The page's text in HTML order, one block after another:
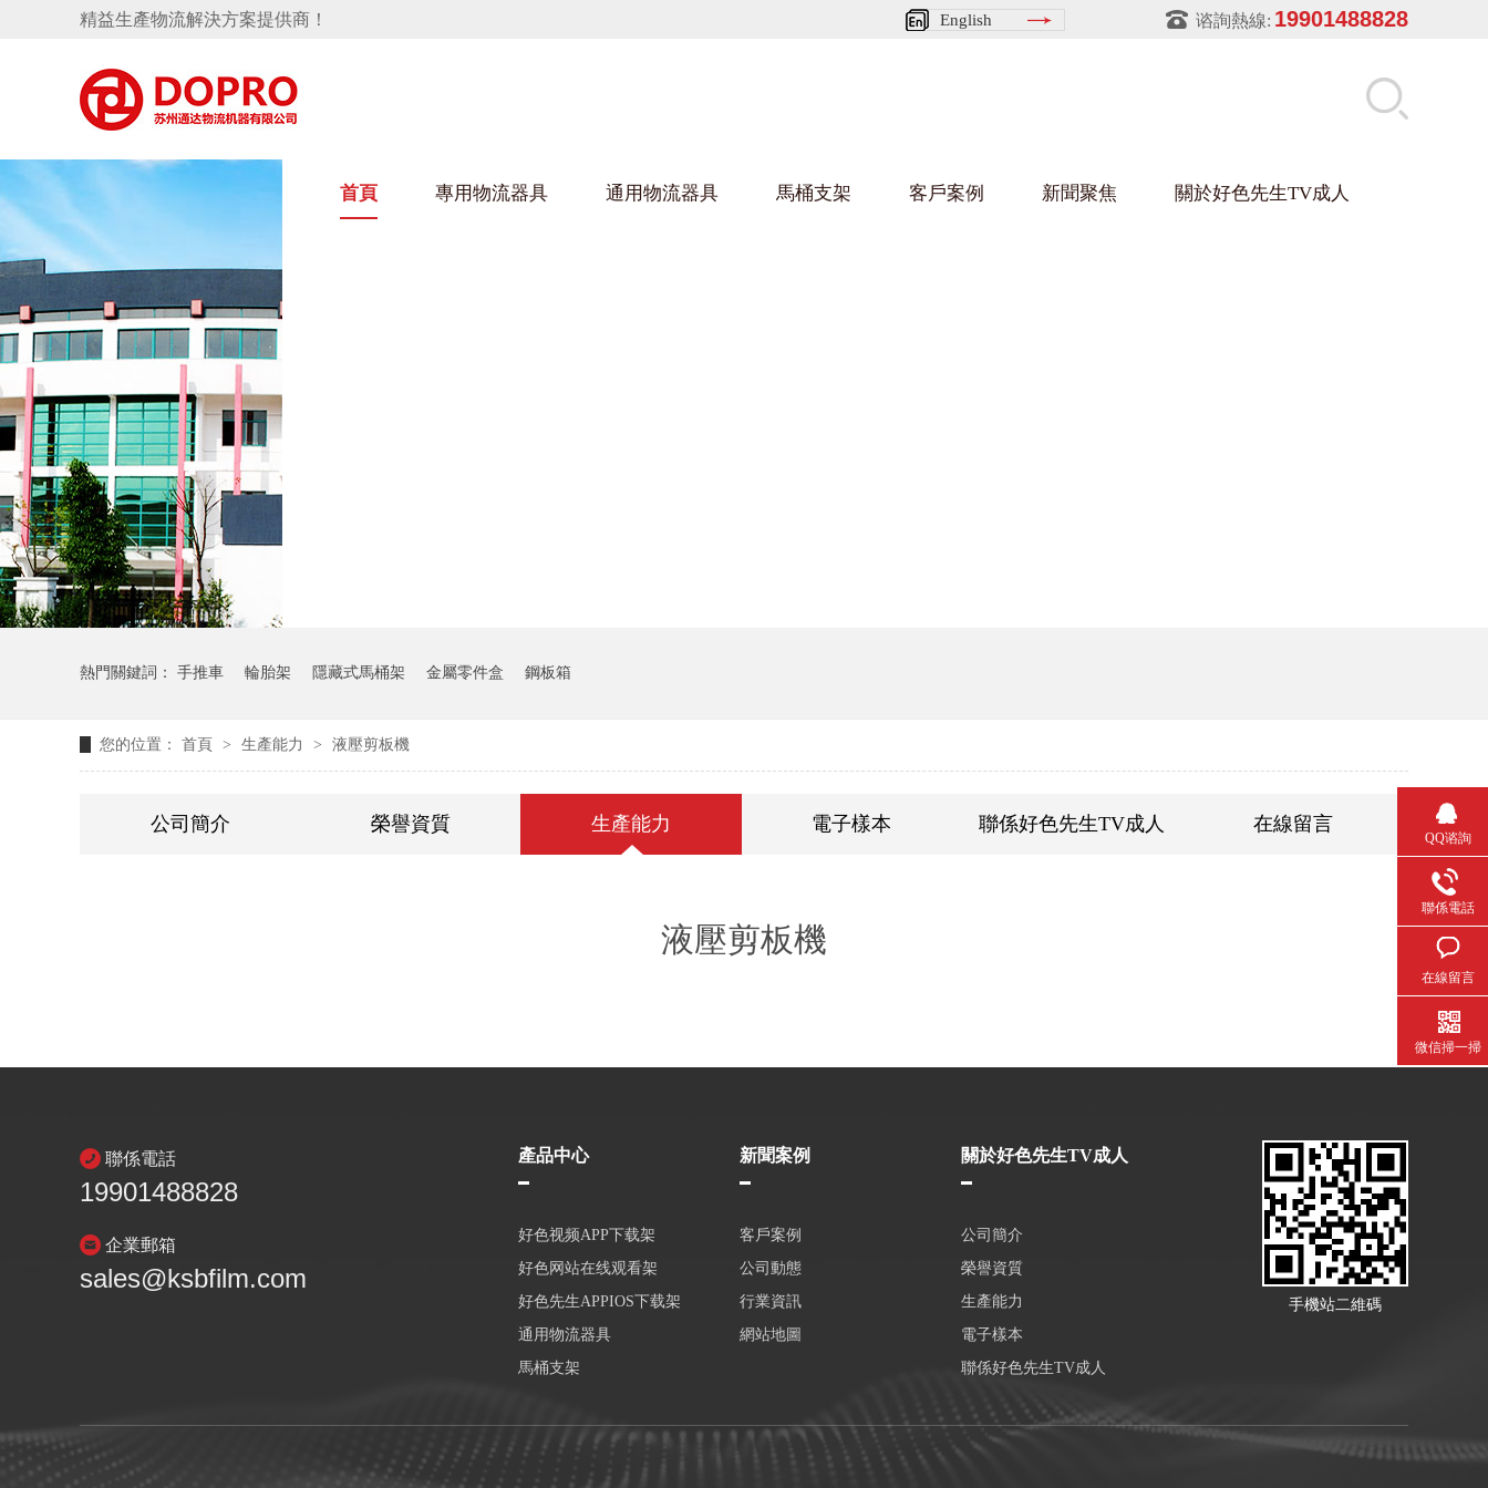
谘詢熱線: 19901488828
English
精益生產物流解決方案提供商！
首頁 專用物流器具
好色视频APP下载架
變速箱托盤 保險杠料架
輪胎架
衝壓件料架
儀表盤料架
轉向機料架
消聲器料架
懸掛料架
通用物流器具
手推車
網箱
氣瓶料架
馬桶支架
隱藏式馬桶水箱支架
客戶案例
汽車行業
衛浴行業
新聞聚焦 關於好色先生TV成人
熱門關鍵詞： 手推車 輪胎架 隱藏式馬桶架 金屬零件盒 鋼板箱
您的位置： 首頁 > 生產能力 > 液壓剪板機
公司簡介 榮譽資質 生產能力 電子樣本 聯係好色先生TV成人 在線留言
液壓剪板機
聯係電話
19901488828
企業郵箱
sales@ksbfilm.com
產品中心
好色视频APP下载架
好色网站在线观看架
好色先生APPIOS下载架
通用物流器具
馬桶支架
新聞案例
客戶案例
公司動態
行業資訊
網站地圖
關於好色先生TV成人
公司簡介
榮譽資質
生產能力
電子樣本
聯係好色先生TV成人
手機站二維碼
QQ谘詢
聯係電話
在線留言
微信掃一掃